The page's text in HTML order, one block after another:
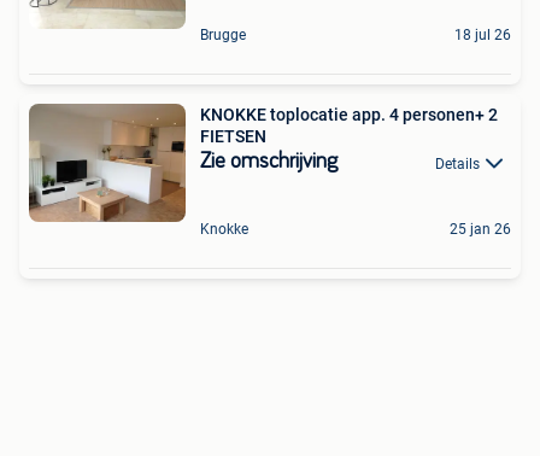
Brugge 18 jul 26
KNOKKE toplocatie app. 4 personen+ 2
FIETSEN
Zie omschrijving Details
Knokke 25 jan 26